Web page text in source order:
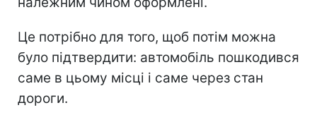
Це потрібно для того, щоб потім можна
було підтвердити: автомобіль пошкодився
саме в цьому місці і саме через стан
дороги.